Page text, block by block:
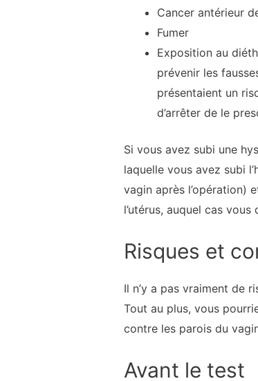
Cancer antérieur
Fumer
Exposition au
prévenir les
présentaient un
d’arrêter de le
Si vous avez subi une
laquelle vous avez subi
vagin après l’opération)
l’utérus, auquel cas
Risques et
Il n’y a pas vraiment de
Tout au plus, vous
contre les parois du
Avant le test